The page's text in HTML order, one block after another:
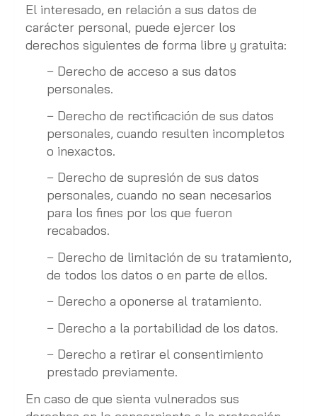
El interesado, en relación a sus datos de
carácter personal, puede ejercer los
derechos siguientes de forma libre y gratuita:
− Derecho de acceso a sus datos
personales.
− Derecho de rectificación de sus datos
personales, cuando resulten incompletos
o inexactos.
− Derecho de supresión de sus datos
personales, cuando no sean necesarios
para los fines por los que fueron
recabados.
− Derecho de limitación de su tratamiento,
de todos los datos o en parte de ellos.
− Derecho a oponerse al tratamiento.
− Derecho a la portabilidad de los datos.
− Derecho a retirar el consentimiento
prestado previamente.
En caso de que sienta vulnerados sus